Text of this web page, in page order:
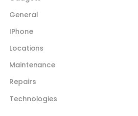
General
IPhone
Locations
Maintenance
Repairs
Technologies